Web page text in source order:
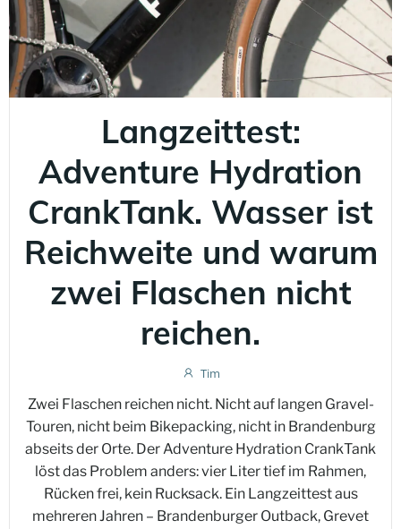
Langzeittest:
Adventure Hydration
CrankTank. Wasser ist
Reichweite und warum
zwei Flaschen nicht
reichen.
Tim
Zwei Flaschen reichen nicht. Nicht auf langen Gravel-
Touren, nicht beim Bikepacking, nicht in Brandenburg
abseits der Orte. Der Adventure Hydration CrankTank
löst das Problem anders: vier Liter tief im Rahmen,
Rücken frei, kein Rucksack. Ein Langzeittest aus
mehreren Jahren – Brandenburger Outback, Grevet